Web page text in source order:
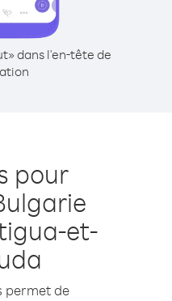
dans l'en-tête de
pour
et-
permet de